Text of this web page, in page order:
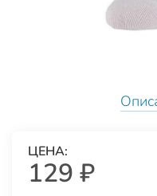
ЦЕНА:
129 ₽